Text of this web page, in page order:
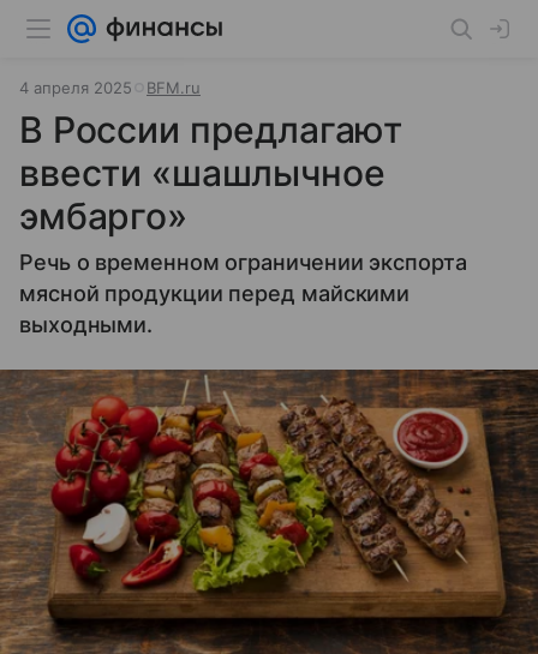
4 апреля 2025 BFM.ru
В России предлагают
ввести «шашлычное
эмбарго»
Речь о временном ограничении экспорта
мясной продукции перед майскими
выходными.